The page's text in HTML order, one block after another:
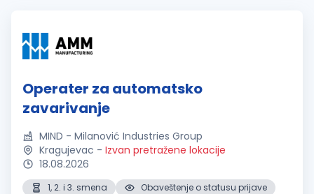
Operater za automatsko
zavarivanje
MIND - Milanović Industries Group
Kragujevac - Izvan pretražene lokacije
18.08.2026
1, 2. i 3. smena Obaveštenje o statusu prijave